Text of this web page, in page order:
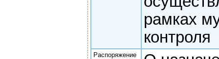
рамках
контроля
Распоряжение